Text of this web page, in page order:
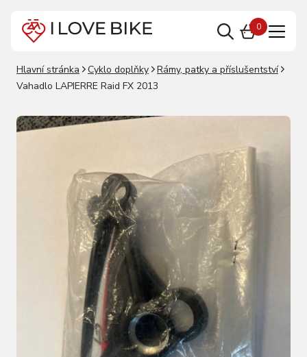
0
Hlavní stránka Cyklo doplňky
Rámy, patky a příslušentství
Vahadlo LAPIERRE Raid FX 2013